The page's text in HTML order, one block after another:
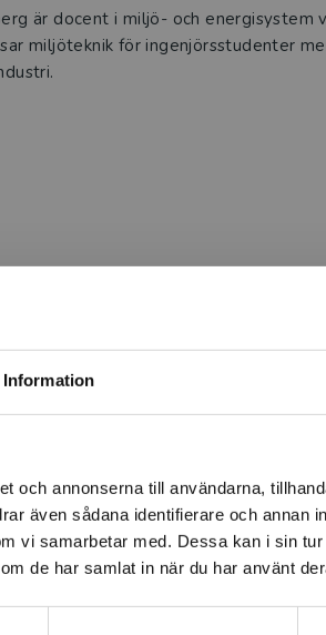
Information
och annonserna till användarna,
även sådana identifierare och annan
vi samarbetar med. Dessa kan i sin
de har samlat in när du har använt
studentlitteratur.se via en
erbjuder inte leveranser utanför
ett köp måste
Sverige.Läs mer
är docent i miljö- och energisystem
miljöteknik för ingenjörsstudenter
Produkter